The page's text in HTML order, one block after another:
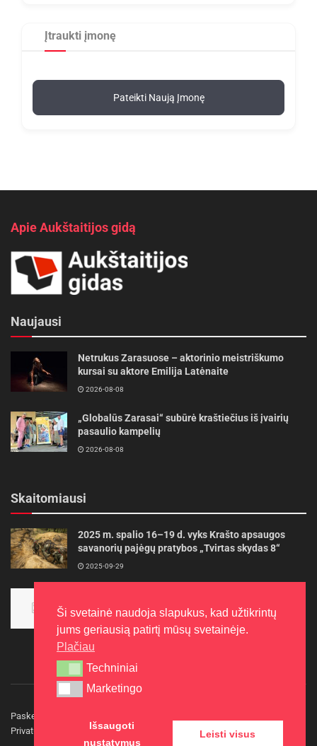
Įtraukti įmonę
Pateikti Naują Įmonę
Apie Aukštaitijos gidą
Naujausi
Netrukus Zarasuose – aktorinio meistriškumo
kursai su aktore Emilija Latėnaite
2026-08-08
„Globalūs Zarasai“ subūrė kraštiečius iš įvairių
pasaulio kampelių
2026-08-08
Skaitomiausi
2025 m. spalio 16–19 d. vyks Krašto apsaugos
savanorių pajėgų pratybos „Tvirtas skydas 8“
2025-09-29
aukso
2015-10-30
Paskelbkite naujieną
Privatumo politika
Kontaktai
Ši svetainė naudoja slapukus, kad užtikrintų
jums geriausią patirtį mūsų svetainėje.
Plačiau
Techniniai
Techniniai
Marketingo
Marketingo
Išsaugoti
nustatymus
Leisti visus